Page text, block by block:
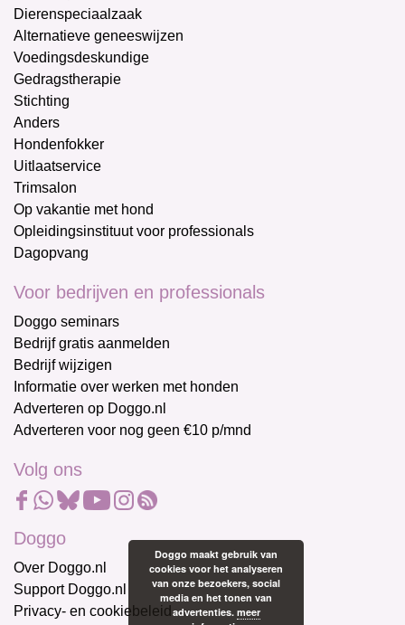
Dierenspeciaalzaak
Alternatieve geneeswijzen
Voedingsdeskundige
Gedragstherapie
Stichting
Anders
Hondenfokker
Uitlaatservice
Trimsalon
Op vakantie met hond
Opleidingsinstituut voor professionals
Dagopvang
Voor bedrijven en professionals
Doggo seminars
Bedrijf gratis aanmelden
Bedrijf wijzigen
Informatie over werken met honden
Adverteren op Doggo.nl
Adverteren voor nog geen €10 p/mnd
Volg ons
Doggo
Over Doggo.nl
Support Doggo.nl
Privacy- en cookiebeleid
Doggo maakt gebruik van
cookies voor het analyseren
van onze bezoekers, social
media en het tonen van
advertenties. meer